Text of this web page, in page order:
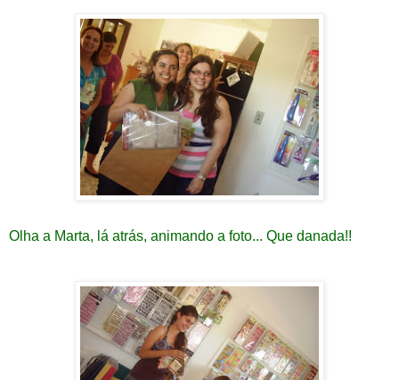
Olha a Marta, lá atrás, animando a foto... Que danada!!